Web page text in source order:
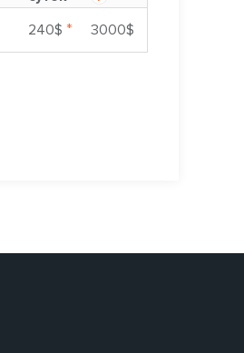
240$ * 3000$